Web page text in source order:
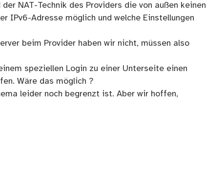
NAT-Technik des Providers die von außen keinen
Adresse möglich und welche Einstellungen
beim Provider haben wir nicht, müssen also
speziellen Login zu einer Unterseite einen
Wäre das möglich ?
leider noch begrenzt ist. Aber wir hoffen,